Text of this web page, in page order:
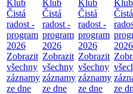
Klub
Čistá
radost -
program
2026
Zobrazit
všechny
záznamy
ze dne
Klub
Čistá
radost -
program
2026
Zobrazit
všechny
záznamy
ze dne
Klub
Čistá
radost -
program
2026
Zobrazit
všechny
záznamy
ze dne
Klub
Čistá
2026
ze